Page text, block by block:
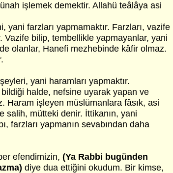
işlemek demektir. Allahü teâlâya asi
yani farzları yapmamaktır. Farzları, vazife
Vazife bilip, tembellikle yapmayanlar, yani
olanlar, Hanefi mezhebinde kâfir olmaz.
yani haramları yapmaktır.
halde, nefsine uyarak yapan ve
Haram işleyen müslümanlara fâsık, asi
salih, mütteki denir. İttikanın, yani
farzları yapmanın sevabından daha
efendimizin, (Ya Rabbi bugünden
diye dua ettiğini okudum. Bir kimse,